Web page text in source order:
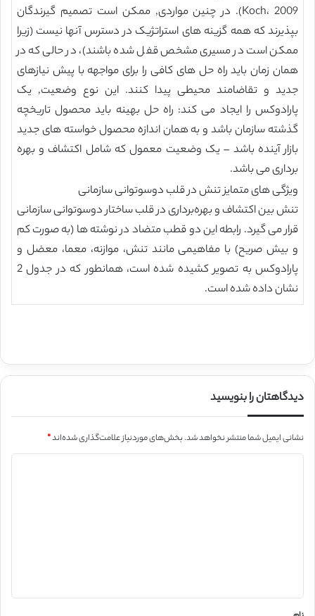
Koch، 2009). در چنین مواردی, ممکن است تصمیم گیرندگان
بپذیرند که همه گزینه های استراتژیک در دسترس آنها نیست (زیرا
ممکن است در مسیری مشخص قفل شده باشند)، در حالی که در
همان زمان باید راه حل های کافی را برای مواجهه با پیش نیازهای
جدید و تقاضامند محیطی پیدا کنند. این نوع وضعیت, یک
پارادوکس را ایجاد می کند: راه حل بهینه باید محصول تاریخچه
گذشته سازمان باشد و به همان اندازه محصول خواسته های جدید
بازار آینده باشد – یک وضعیت معمول که شامل اکتشاف و بهره
برداری می باشد.
ویژگی های متمایز تنش در قلب دوسوتوانی سازمانی
تنش بین اکتشاف و بهره‌برداری در قلب ساختار دوسوتوانی سازمانی
قرار می گیرد. رابطه این دو قطب متضاد در نوشته ها (به صورت کم
و بیش صریح) با مفاهیمی مانند تنش، موازنه، معما، معضل و
پارادوکس به تصویر کشیده شده است، همانطور که در جدول 2
نشان داده شده است.
دیدگاهتان را بنویسید
نشانی ایمیل شما منتشر نخواهد شد.بخش‌های موردنیاز علامت‌گذاری شده‌اند*